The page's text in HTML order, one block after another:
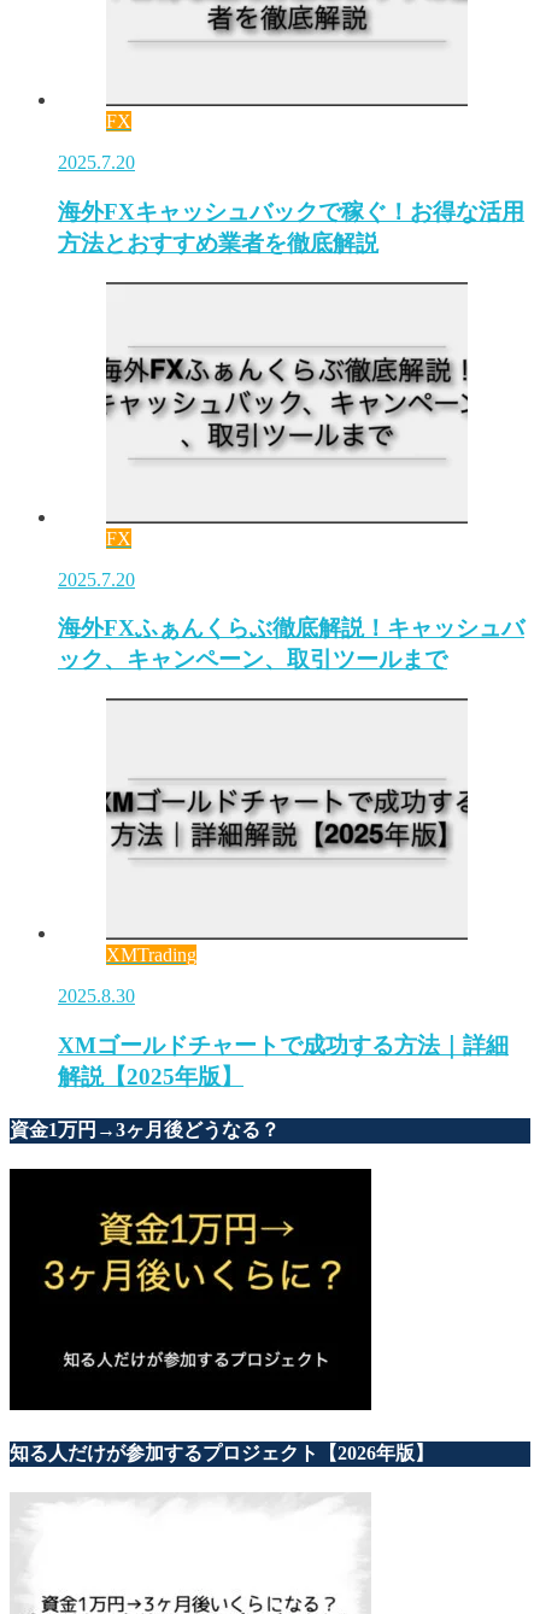
FX
2025.7.20
海外FXキャッシュバックで稼ぐ！お得な活用
方法とおすすめ業者を徹底解説
FX
2025.7.20
海外FXふぁんくらぶ徹底解説！キャッシュバ
ック、キャンペーン、取引ツールまで
XMTrading
2025.8.30
XMゴールドチャートで成功する方法｜詳細
解説【2025年版】
資金1万円→3ヶ月後どうなる？
知る人だけが参加するプロジェクト【2026年版】